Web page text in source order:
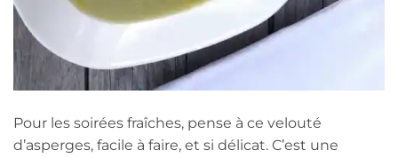
Pour les soirées fraîches, pense à ce velouté
d’asperges, facile à faire, et si délicat. C’est une